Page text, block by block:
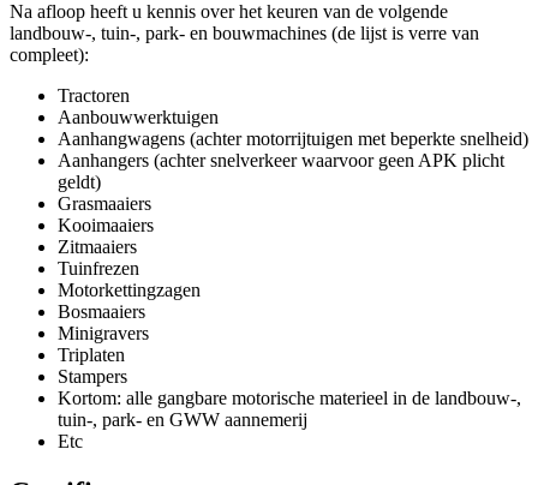
Na afloop heeft u kennis over het keuren van de volgende
landbouw-, tuin-, park- en bouwmachines (de lijst is verre van
compleet):
Tractoren
Aanbouwwerktuigen
Aanhangwagens (achter motorrijtuigen met beperkte snelheid)
Aanhangers (achter snelverkeer waarvoor geen APK plicht
geldt)
Grasmaaiers
Kooimaaiers
Zitmaaiers
Tuinfrezen
Motorkettingzagen
Bosmaaiers
Minigravers
Triplaten
Stampers
Kortom: alle gangbare motorische materieel in de landbouw-,
tuin-, park- en GWW aannemerij
Etc